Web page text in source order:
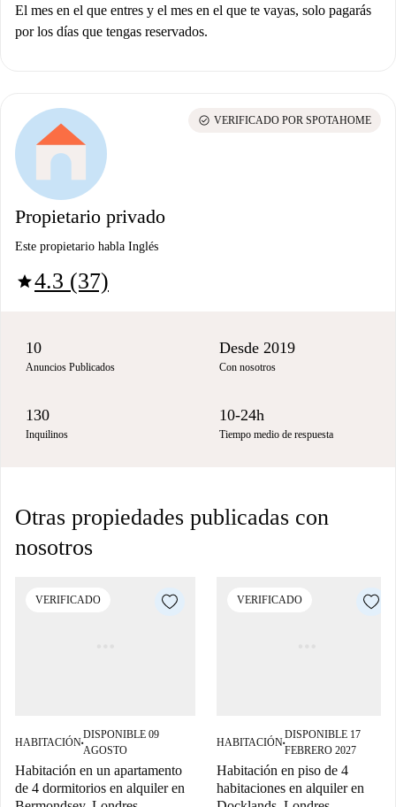
El mes en el que entres y el mes en el que te vayas, solo pagarás
por los días que tengas reservados.
Propietario privado
Este propietario habla Inglés
star4.3 (37)
check_circle VERIFICADO POR SPOTAHOME
10
Anuncios Publicados
Desde 2019
Con nosotros
130
Inquilinos
10-24h
Tiempo medio de respuesta
Otras propiedades publicadas con
nosotros
VERIFICADO
HABITACIÓN■
DISPONIBLE 09
AGOSTO
Habitación en un apartamento
de 4 dormitorios en alquiler en
VERIFICADO
HABITACIÓN■
DISPONIBLE 17
FEBRERO 2027
Habitación en piso de 4
habitaciones en alquiler en